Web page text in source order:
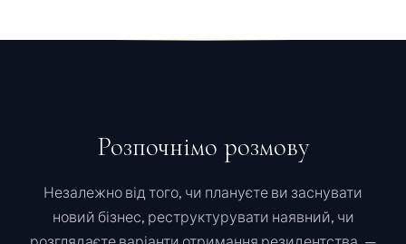
Розпочнімо розмову
Незалежно від того, чи плануєте ви заснувати
новий бізнес, реструктурувати наявний, чи